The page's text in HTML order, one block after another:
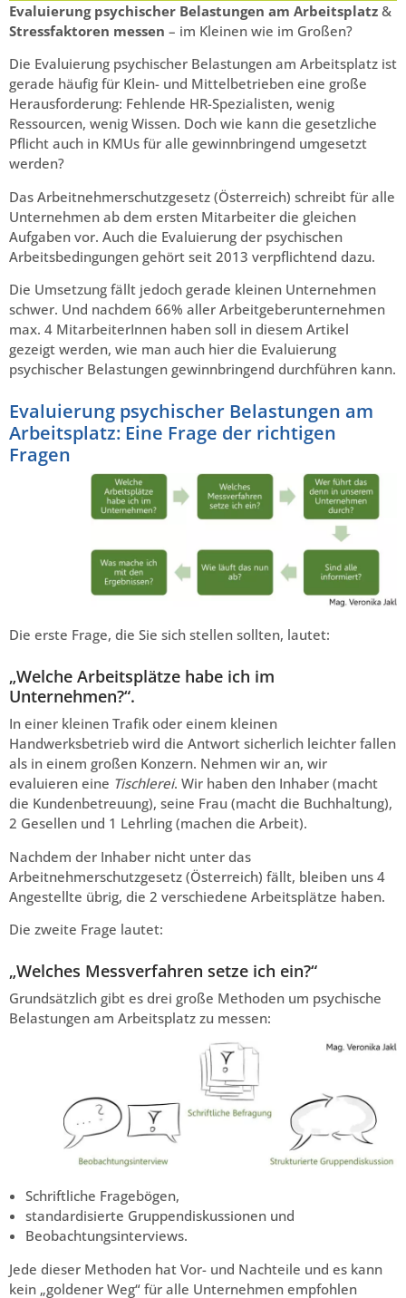
Evaluierung psychischer Belastungen am Arbeitsplatz &
Stressfaktoren messen – im Kleinen wie im Großen?
Die Evaluierung psychischer Belastungen am Arbeitsplatz ist
gerade häufig für Klein- und Mittelbetrieben eine große
Herausforderung: Fehlende HR-Spezialisten, wenig
Ressourcen, wenig Wissen. Doch wie kann die gesetzliche
Pflicht auch in KMUs für alle gewinnbringend umgesetzt
werden?
Das Arbeitnehmerschutzgesetz (Österreich) schreibt für alle
Unternehmen ab dem ersten Mitarbeiter die gleichen
Aufgaben vor. Auch die Evaluierung der psychischen
Arbeitsbedingungen gehört seit 2013 verpflichtend dazu.
Die Umsetzung fällt jedoch gerade kleinen Unternehmen
schwer. Und nachdem 66% aller Arbeitgeberunternehmen
max. 4 MitarbeiterInnen haben soll in diesem Artikel
gezeigt werden, wie man auch hier die Evaluierung
psychischer Belastungen gewinnbringend durchführen kann.
Evaluierung psychischer Belastungen am
Arbeitsplatz: Eine Frage der richtigen
Fragen
Die erste Frage, die Sie sich stellen sollten, lautet:
„Welche Arbeitsplätze habe ich im
Unternehmen?“.
In einer kleinen Trafik oder einem kleinen
Handwerksbetrieb wird die Antwort sicherlich leichter fallen
als in einem großen Konzern. Nehmen wir an, wir
evaluieren eine Tischlerei. Wir haben den Inhaber (macht
die Kundenbetreuung), seine Frau (macht die Buchhaltung),
2 Gesellen und 1 Lehrling (machen die Arbeit).
Nachdem der Inhaber nicht unter das
Arbeitnehmerschutzgesetz (Österreich) fällt, bleiben uns 4
Angestellte übrig, die 2 verschiedene Arbeitsplätze haben.
Die zweite Frage lautet:
„Welches Messverfahren setze ich ein?“
Grundsätzlich gibt es drei große Methoden um psychische
Belastungen am Arbeitsplatz zu messen:
Schriftliche Fragebögen,
standardisierte Gruppendiskussionen und
Beobachtungsinterviews.
Jede dieser Methoden hat Vor- und Nachteile und es kann
kein „goldener Weg“ für alle Unternehmen empfohlen